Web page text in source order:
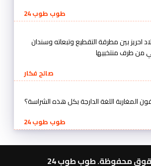
طوب طوب 24
احريز بين مطرقة التقطيع وتبعاته وسندان
من طرف منتخبيها
صالح فكار
المغاربة اللغة الدارجة بكل هذه الشراسة؟
طوب طوب 24